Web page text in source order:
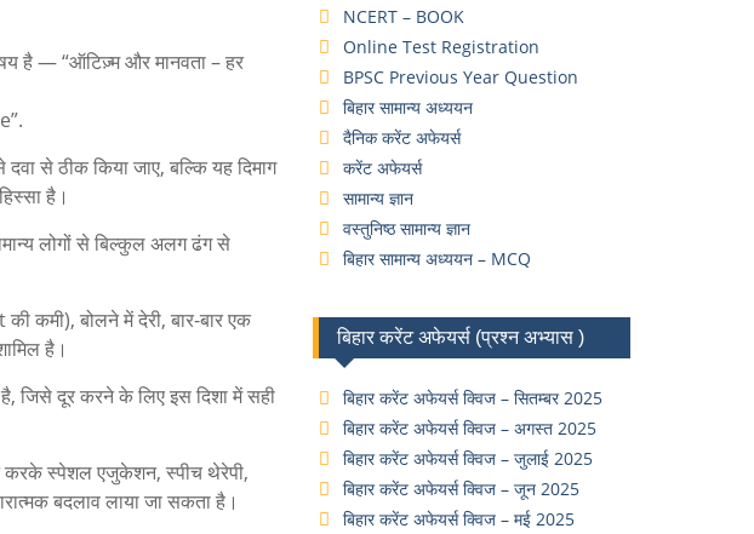
है — “ऑटिज़्म और मानवता – हर
से ठीक किया जाए, बल्कि यह दिमाग
है।
लोगों से बिल्कुल अलग ढंग से
कमी), बोलने में देरी, बार-बार एक
है।
जिसे दूर करने के लिए इस दिशा में सही
करके स्पेशल एजुकेशन, स्पीच थेरेपी,
बदलाव लाया जा सकता है।
NCERT – BOOK
Online Test Registration
BPSC Previous Year Question
बिहार सामान्य अध्ययन
दैनिक करेंट अफेयर्स
करेंट अफेयर्स
सामान्य ज्ञान
वस्तुनिष्ठ सामान्य ज्ञान
बिहार सामान्य अध्ययन – MCQ
बिहार करेंट अफेयर्स (प्रश्न अभ्यास )
बिहार करेंट अफेयर्स क्विज – सितम्बर 2025
बिहार करेंट अफेयर्स क्विज – अगस्त 2025
बिहार करेंट अफेयर्स क्विज – जुलाई 2025
बिहार करेंट अफेयर्स क्विज – जून 2025
बिहार करेंट अफेयर्स क्विज – मई 2025